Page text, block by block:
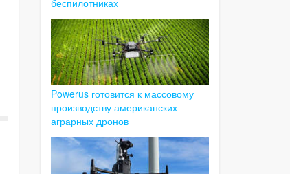
Powerus готовится к массовому
производству американских
аграрных дронов